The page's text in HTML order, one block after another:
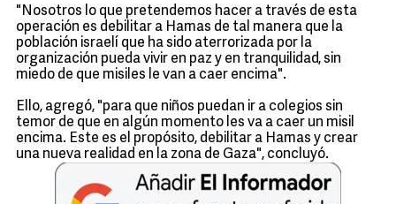
"Nosotros lo que pretendemos hacer a través de esta
operación es debilitar a Hamas de tal manera que la
población israelí que ha sido aterrorizada por la
organización pueda vivir en paz y en tranquilidad, sin
miedo de que misiles le van a caer encima".
Ello, agregó, "para que niños puedan ir a colegios sin
temor de que en algún momento les va a caer un misil
encima. Este es el propósito, debilitar a Hamas y crear
una nueva realidad en la zona de Gaza", concluyó.